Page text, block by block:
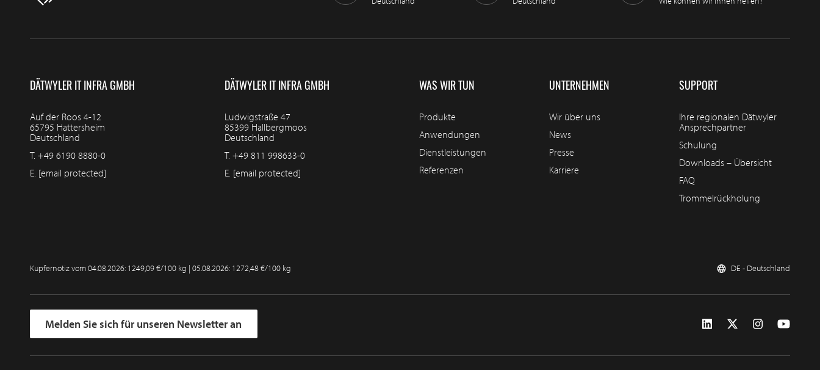
DÄTWYLER IT INFRA GMBH
Auf der Roos 4-12
65795 Hattersheim
Deutschland
T. +49 6190 8880-0
E. [email protected]
DÄTWYLER IT INFRA GMBH
Ludwigstraße 47
85399 Hallbergmoos
Deutschland
T. +49 811 998633-0
E. [email protected]
WAS WIR TUN
Produkte
Anwendungen
Dienstleistungen
Referenzen
UNTERNEHMEN
Wir über uns
News
Presse
Karriere
SUPPORT
Ihre regionalen Dätwyler
Ansprechpartner
Schulung
Downloads – Übersicht
FAQ
Trommelrückholung
DE - Deutschland
Kupfernotiz vom04.08.2026: 1249,09 €/100 kg | 05.08.2026: 1272,48 €/100 kg
Melden Sie sich für unseren Newsletter an